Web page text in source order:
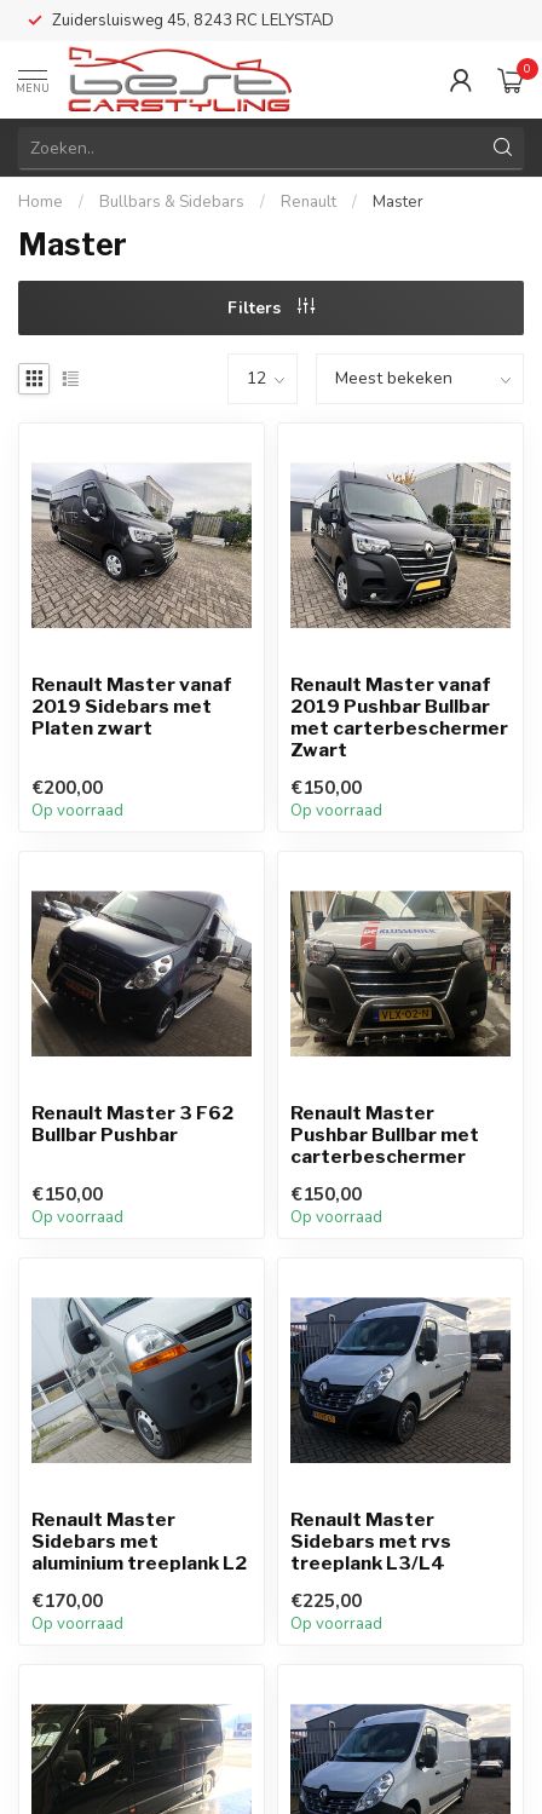
Zuidersluisweg 45, 8243 RC LELYSTAD
MENU
0
Home / Bullbars & Sidebars / Renault / Master
Master
Filters
Renault Master vanaf
2019 Sidebars met
Platen zwart
€200,00
Op voorraad
Renault Master vanaf
2019 Pushbar Bullbar
met carterbeschermer
Zwart
€150,00
Op voorraad
Renault Master 3 F62
Bullbar Pushbar
€150,00
Op voorraad
Renault Master
Pushbar Bullbar met
carterbeschermer
€150,00
Op voorraad
Renault Master
Sidebars met
aluminium treeplank L2
€170,00
Op voorraad
Renault Master
Sidebars met rvs
treeplank L3/L4
€225,00
Op voorraad